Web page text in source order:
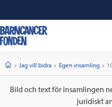
StartJag vill bidra Egen insamling
Bild och text för insamlingen
juridiskt